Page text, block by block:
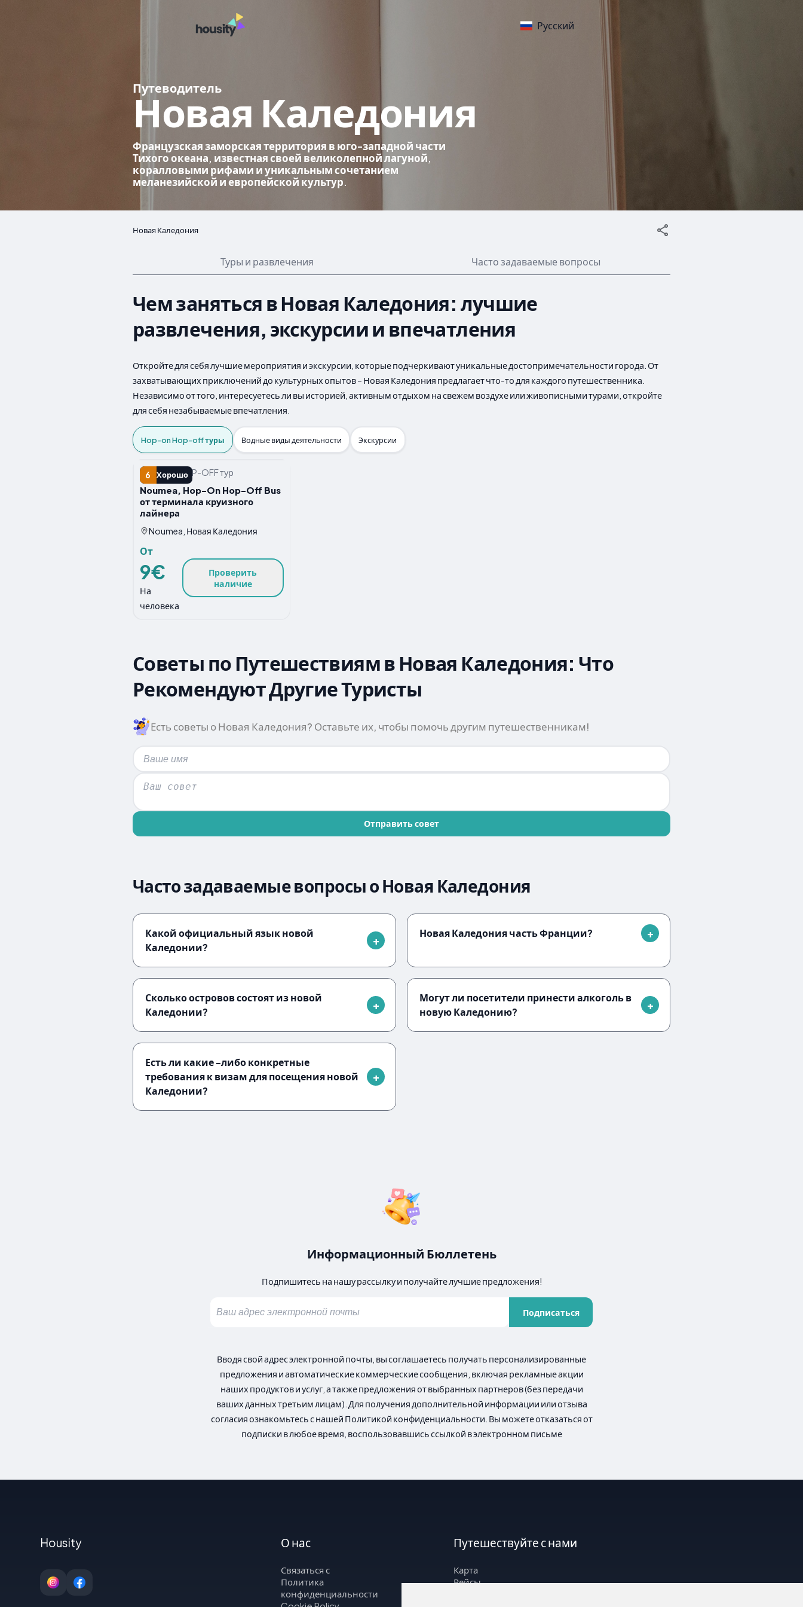
Русский
Путеводитель
Новая Каледония
Французская заморская территория в юго-западной части
Тихого океана, известная своей великолепной лагуной,
коралловыми рифами и уникальным сочетанием
меланезийской и европейской культур.
Новая Каледония
Туры и развлечения Часто задаваемые вопросы
Чем заняться в Новая Каледония: лучшие
развлечения, экскурсии и впечатления
Откройте для себя лучшие мероприятия и экскурсии, которые подчеркивают уникальные достопримечательности города. От
захватывающих приключений до культурных опытов – Новая Каледония предлагает что-то для каждого путешественника.
Независимо от того, интересуетесь ли вы историей, активным отдыхом на свежем воздухе или живописными турами, откройте
для себя незабываемые впечатления.
Hop-on Hop-off туры Водные виды деятельности Экскурсии
6 Хорошо
HOP-ON HOP-OFF тур
Noumea, Hop-On Hop-Off Bus
от терминала круизного
лайнера
Noumea, Новая Каледония
От
9€
На
человека
Проверить
наличие
Советы по Путешествиям в Новая Каледония: Что
Рекомендуют Другие Туристы
Есть советы о Новая Каледония? Оставьте их, чтобы помочь другим путешественникам!
Отправить совет
Часто задаваемые вопросы о Новая Каледония
Какой официальный язык новой
Каледонии?
Новая Каледония часть Франции?
Сколько островов состоят из новой
Каледонии?
Могут ли посетители принести алкоголь в
новую Каледонию?
Есть ли какие -либо конкретные
требования к визам для посещения новой
Каледонии?
Информационный Бюллетень
Подпишитесь на нашу рассылку и получайте лучшие предложения!
Подписаться
Вводя свой адрес электронной почты, вы соглашаетесь получать персонализированные
предложения и автоматические коммерческие сообщения, включая рекламные акции
наших продуктов и услуг, а также предложения от выбранных партнеров (без передачи
ваших данных третьим лицам). Для получения дополнительной информации или отзыва
согласия ознакомьтесь с нашей Политикой конфиденциальности. Вы можете отказаться от
подписки в любое время, воспользовавшись ссылкой в электронном письме
Housity О нас
Связаться с
Политика
конфиденциальности
Путешествуйте с нами
Карта
Рейсы